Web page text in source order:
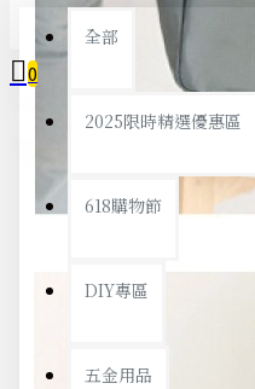
全部
2025限時精選優惠區
618購物節
DIY專區
五金用品
0
您的購物車內沒有商品！